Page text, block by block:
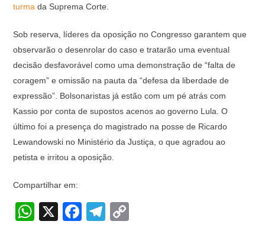
turma da Suprema Corte.
Sob reserva, líderes da oposição no Congresso garantem que
observarão o desenrolar do caso e tratarão uma eventual
decisão desfavorável como uma demonstração de “falta de
coragem” e omissão na pauta da “defesa da liberdade de
expressão”. Bolsonaristas já estão com um pé atrás com
Kassio por conta de supostos acenos ao governo Lula. O
último foi a presença do magistrado na posse de Ricardo
Lewandowski no Ministério da Justiça, o que agradou ao
petista e irritou a oposição.
Compartilhar em:
W
X
F
T